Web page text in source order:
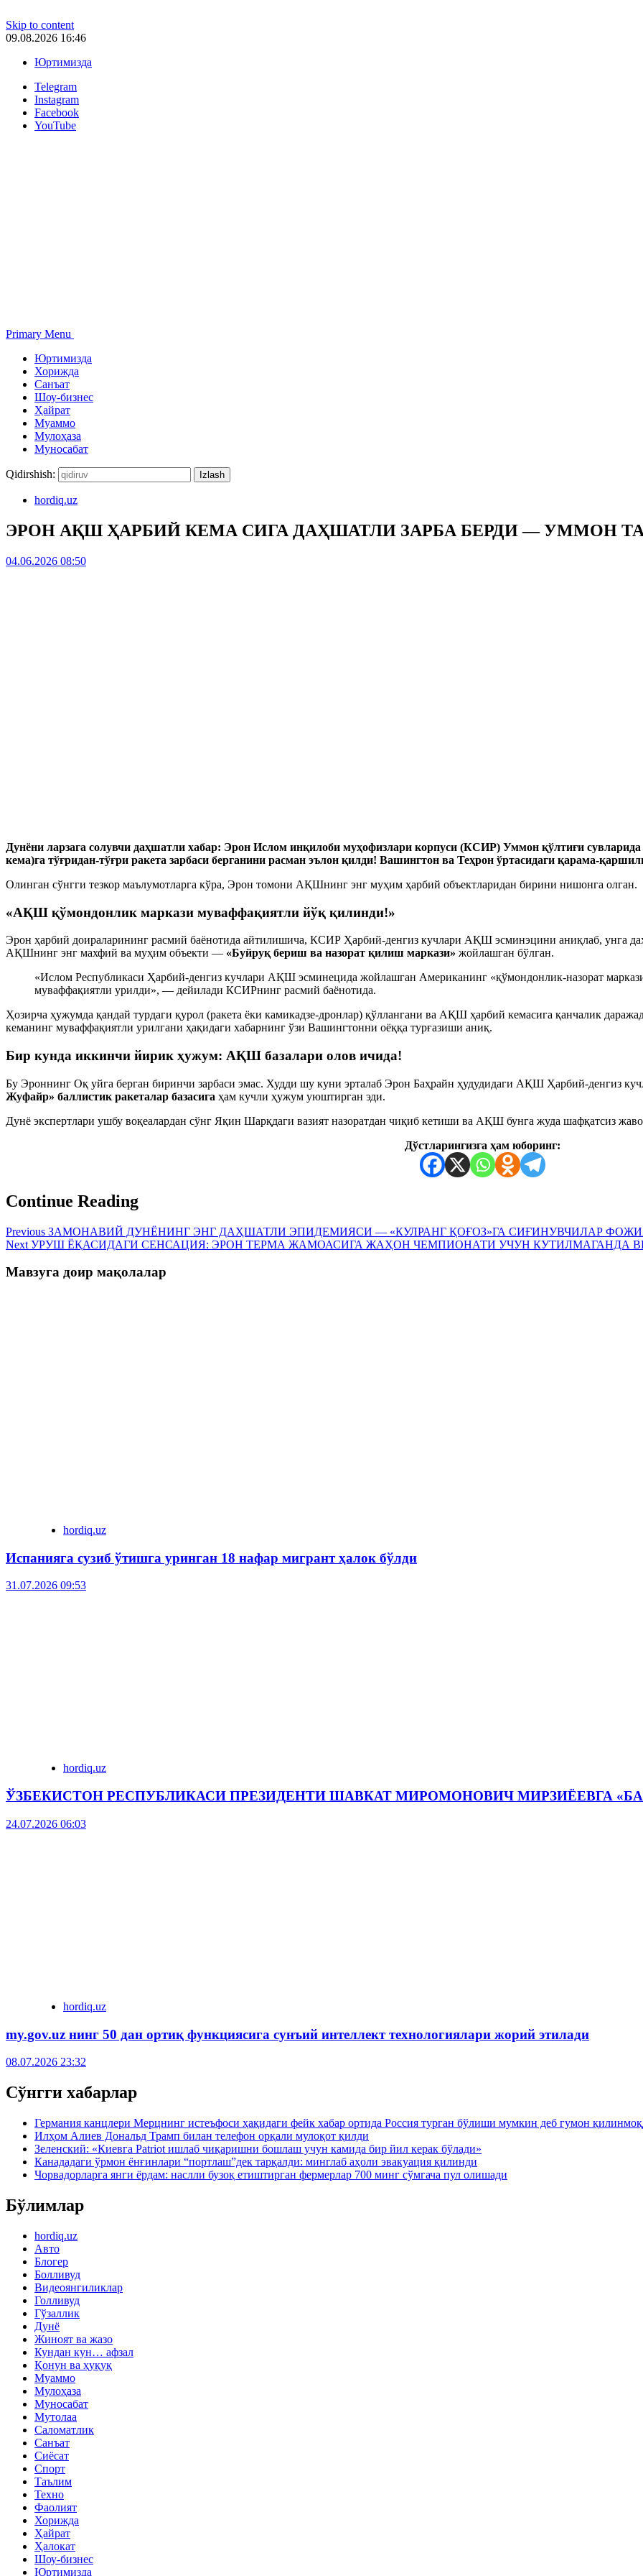
Skip to content
09.08.2026 16:46
Юртимизда
Telegram
Instagram
Facebook
YouTube
Primary Menu
Юртимизда
Хорижда
Санъат
Шоу-бизнес
Ҳайрат
Муаммо
Мулоҳаза
Муносабат
Qidirshish:
hordiq.uz
ЭРОН АҚШ ҲАРБИЙ КЕМА СИГА ДАҲШАТЛИ ЗАРБА БЕРДИ — УММОН
04.06.2026 08:50
Дунёни ларзага солувчи даҳшатли хабар: Эрон Ислом инқилоби муҳофизлари корпуси (КСИР) Уммон қўлтиғи
кема)га тўғридан-тўғри ракета зарбаси берганини расман эълон қилди! Вашингтон ва Теҳрон ўртасидаги қарама-
Олинган сўнгги тезкор маълумотларга кўра, Эрон томони АҚШнинг энг муҳим ҳарбий объектларидан бирини нишонга олган.
«АҚШ қўмондонлик маркази муваффақиятли йўқ қилинди!»
Эрон ҳарбий доираларининг расмий баёнотида айтилишича, КСИР Ҳарбий-денгиз кучлари АҚШ эсминэцини аниқлаб, унга
АҚШнинг энг махфий ва муҳим объекти — «Буйруқ бериш ва назорат қилиш маркази» жойлашган бўлган.
«Ислом Республикаси Ҳарбий-денгиз кучлари АҚШ эсминецида жойлашган Американинг «қўмондонлик-назорат
муваффақиятли урилди», — дейилади КСИРнинг расмий баёнотида.
Ҳозирча ҳужумда қандай турдаги қурол (ракета ёки камикадзе-дронлар) қўллангани ва АҚШ ҳарбий кемасига қанчалик
кеманинг муваффақиятли урилгани ҳақидаги хабарнинг ўзи Вашингтонни оёққа турғазиши аниқ.
Бир кунда иккинчи йирик ҳужум: АҚШ базалари олов ичида!
Бу Эроннинг Оқ уйга берган биринчи зарбаси эмас. Худди шу куни эрталаб Эрон Баҳрайн ҳудудидаги АҚШ Ҳарбий-денгиз
Жуфайр» баллистик ракеталар базасига ҳам кучли ҳужум уюштирган эди.
Дунё экспертлари ушбу воқеалардан сўнг Яқин Шарқдаги вазият назоратдан чиқиб кетиши ва АҚШ бунга жуда шафқатсиз
Дўстларингизга ҳам юборинг:
Continue Reading
Previous ЗАМОНАВИЙ ДУНЁНИНГ ЭНГ ДАҲШАТЛИ ЭПИДЕМИЯСИ — «КУЛРАНГ ҚОҒОЗ»ГА СИҒИНУВЧИЛАР
Next УРУШ ЁҚАСИДАГИ СЕНСАЦИЯ: ЭРОН ТEРМА ЖАМОАСИГА ЖАҲОН ЧEМПИОНАТИ УЧУН КУТИЛМАГАНДА
Мавзуга доир мақолалар
hordiq.uz
Испанияга сузиб ўтишга уринган 18 нафар мигрант ҳалок бўлди
31.07.2026 09:53
hordiq.uz
ЎЗБЕКИСТОН РЕСПУБЛИКАСИ ПРЕЗИДЕНТИ ШАВКАТ МИРОМОНОВИЧ МИРЗИЁЕВГА
24.07.2026 06:03
hordiq.uz
my.gov.uz нинг 50 дан ортиқ функциясига сунъий интеллект технологиялари жорий этилади
08.07.2026 23:32
Сўнгги хабарлар
Германия канцлери Мерцнинг истеъфоси ҳақидаги фейк хабар ортида Россия турган бўлиши мумкин деб гумон
Илҳом Алиев Дональд Трамп билан телефон орқали мулоқот қилди
Зеленский: «Киевга Patriot ишлаб чиқаришни бошлаш учун камида бир йил керак бўлади»
Канададаги ўрмон ёнғинлари “портлаш”дек тарқалди: минглаб аҳоли эвакуация қилинди
Чорвадорларга янги ёрдам: наслли бузоқ етиштирган фермерлар 700 минг сўмгача пул олишади
Бўлимлар
hordiq.uz
Авто
Блогер
Болливуд
Видеоянгиликлар
Голливуд
Гўзаллик
Дунё
Жиноят ва жазо
Кундан кун… афзал
Қонун ва ҳуқуқ
Муаммо
Мулоҳаза
Муносабат
Мутолаа
Саломатлик
Санъат
Сиёсат
Спорт
Таълим
Техно
Фаолият
Хорижда
Ҳайрат
Ҳалокат
Шоу-бизнес
Юртимизда